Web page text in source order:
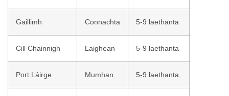
Gaillimh Connachta 5-9 laethanta
Cill Chainnigh Laighean 5-9 laethanta
Port Láirge Mumhan 5-9 laethanta